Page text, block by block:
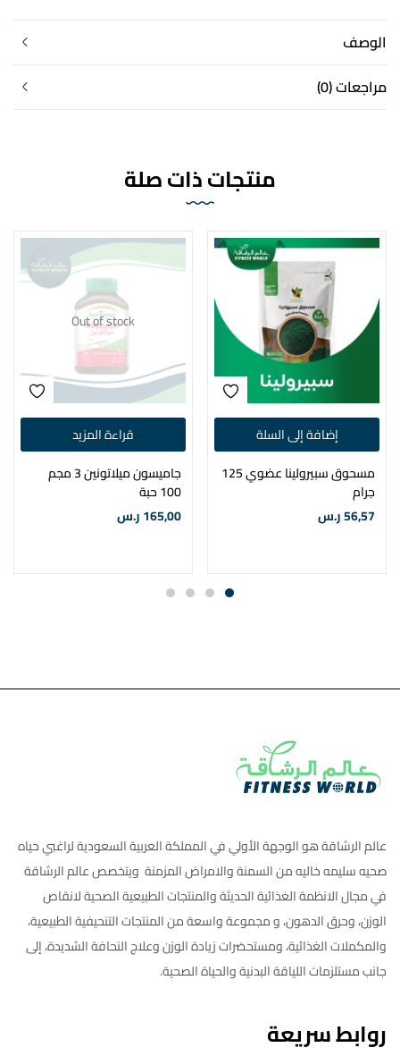
الوصف
مراجعات (0)
منتجات ذات صلة
إضافة إلى السلة
مسحوق سبيرولينا عضوي 125
جرام
56,57ر.س
Out of stock
قراءة المزيد
جاميسون ميلاتونين 3 مجم
100 حبة
165,00ر.س
عالم الرشاقة هو الوجهة الأولي في المملكة العربية السعودية لراغبي حياه
صحيه سليمه خاليه من السمنة والامراض المزمنة ويتخصص عالم الرشاقة
في مجال الانظمة الغذائية الحديثة والمنتجات الطبيعية الصحية لانقاص
الوزن، وحرق الدهون، و مجموعة واسعة من المنتجات التنحيفية الطبيعية،
والمكملات الغذائية، ومستحضرات زيادة الوزن وعلاج النحافة الشديدة، إلى
جانب مستلزمات اللياقة البدنية والحياة الصحية.
روابط سريعة